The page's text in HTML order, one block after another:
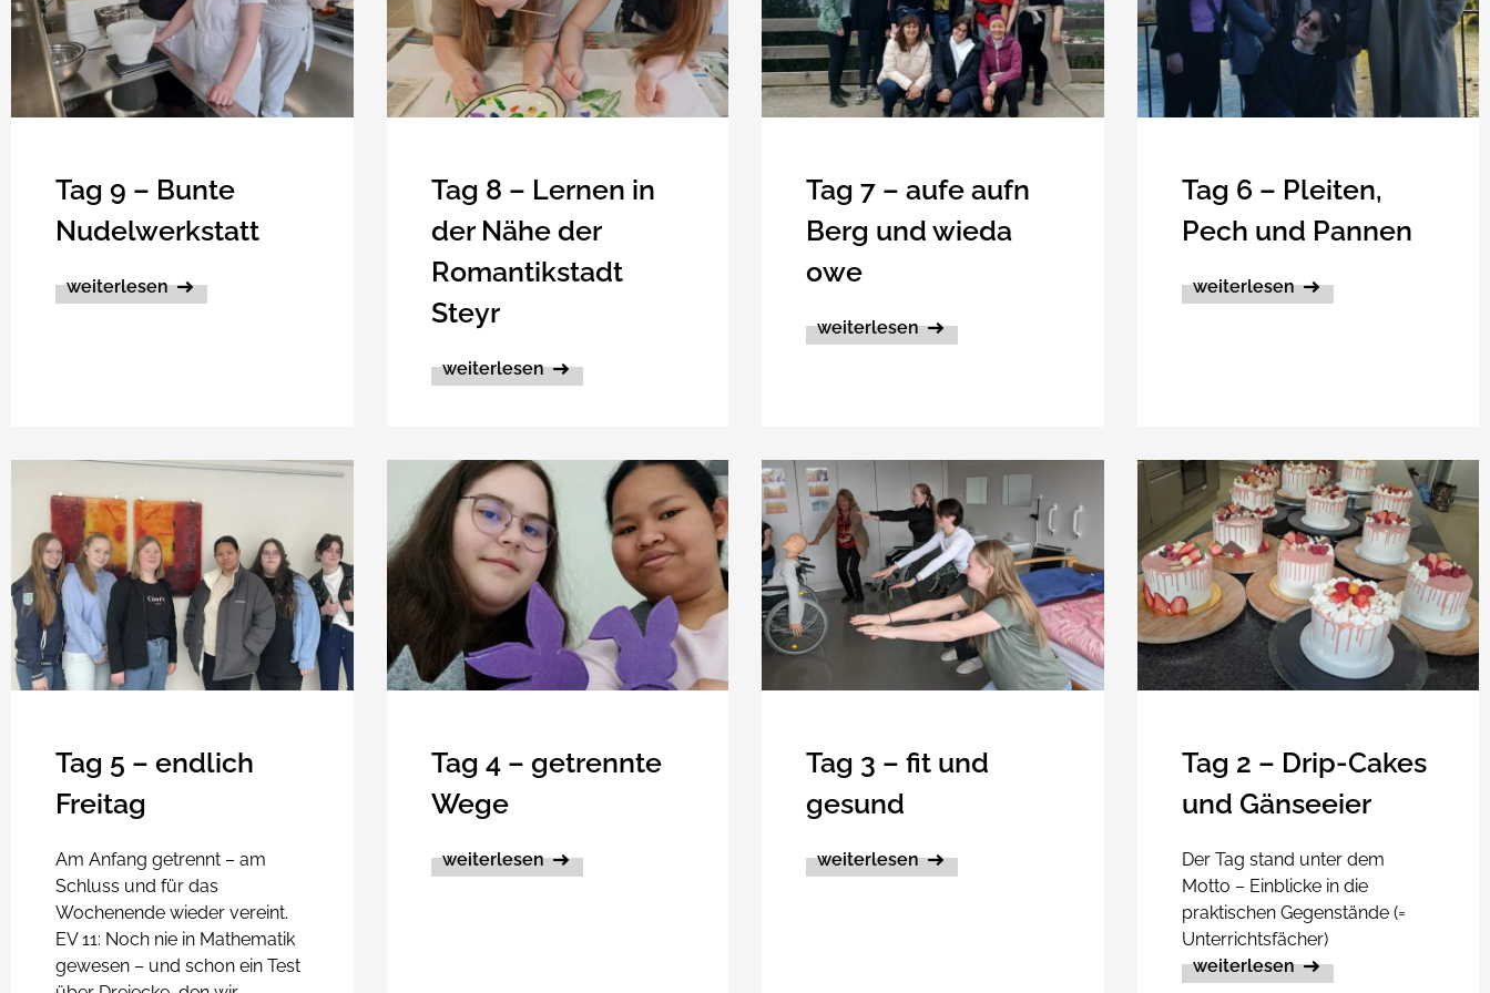
Tag 9 – Bunte
Nudelwerkstatt
weiterlesen
Tag 8 – Lernen in
der Nähe der
Romantikstadt
Steyr
weiterlesen
Tag 7 – aufe aufn
Berg und wieda
owe
weiterlesen
Tag 6 – Pleiten,
Pech und Pannen
weiterlesen
Tag 5 – endlich
Freitag
Am Anfang getrennt – am
Schluss und für das
Wochenende wieder vereint.
EV 11: Noch nie in Mathematik
gewesen – und schon ein Test
Tag 4 – getrennte
Wege
weiterlesen
Tag 3 – fit und
gesund
weiterlesen
Tag 2 – Drip-Cakes
und Gänseeier
Der Tag stand unter dem
Motto – Einblicke in die
praktischen Gegenstände (=
Unterrichtsfächer)
weiterlesen